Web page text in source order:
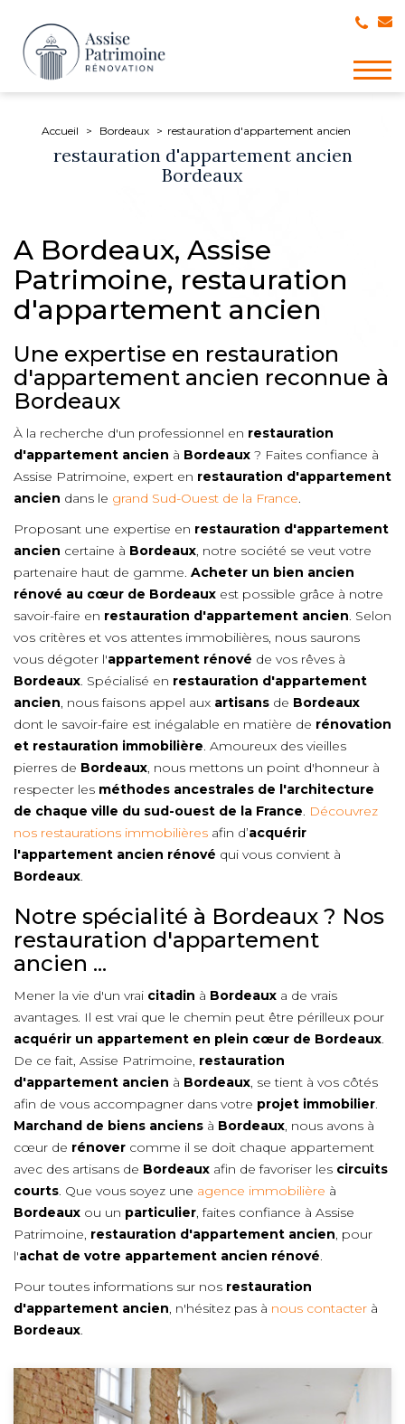
Accueil Bordeaux restauration d'appartement ancien
restauration d'appartement ancien
Bordeaux
A Bordeaux, Assise
Patrimoine, restauration
d'appartement ancien
Une expertise en restauration
d'appartement ancien reconnue à
Bordeaux
À la recherche d'un professionnel en restauration
d'appartement ancien à Bordeaux ? Faites confiance à
Assise Patrimoine, expert en restauration d'appartement
ancien dans le grand Sud-Ouest de la France.
Proposant une expertise en restauration d'appartement
ancien certaine à Bordeaux, notre société se veut votre
partenaire haut de gamme. Acheter un bien ancien
rénové au cœur de Bordeaux est possible grâce à notre
savoir-faire en restauration d'appartement ancien. Selon
vos critères et vos attentes immobilières, nous saurons
vous dégoter l'appartement rénové de vos rêves à
Bordeaux. Spécialisé en restauration d'appartement
ancien, nous faisons appel aux artisans de Bordeaux
dont le savoir-faire est inégalable en matière de rénovation
et restauration immobilière. Amoureux des vieilles
pierres de Bordeaux, nous mettons un point d'honneur à
respecter les méthodes ancestrales de l'architecture
de chaque ville du sud-ouest de la France. Découvrez
nos restaurations immobilières afin d’acquérir
l'appartement ancien rénové qui vous convient à
Bordeaux.
Notre spécialité à Bordeaux ? Nos
restauration d'appartement
ancien ...
Mener la vie d'un vrai citadin à Bordeaux a de vrais
avantages. Il est vrai que le chemin peut être périlleux pour
acquérir un appartement en plein cœur de Bordeaux.
De ce fait, Assise Patrimoine, restauration
d'appartement ancien à Bordeaux, se tient à vos côtés
afin de vous accompagner dans votre projet immobilier.
Marchand de biens anciens à Bordeaux, nous avons à
cœur de rénover comme il se doit chaque appartement
avec des artisans de Bordeaux afin de favoriser les circuits
courts. Que vous soyez une agence immobilière à
Bordeaux ou un particulier, faites confiance à Assise
Patrimoine, restauration d'appartement ancien, pour
l'achat de votre appartement ancien rénové.
Pour toutes informations sur nos restauration
d'appartement ancien, n'hésitez pas à nous contacter à
Bordeaux.